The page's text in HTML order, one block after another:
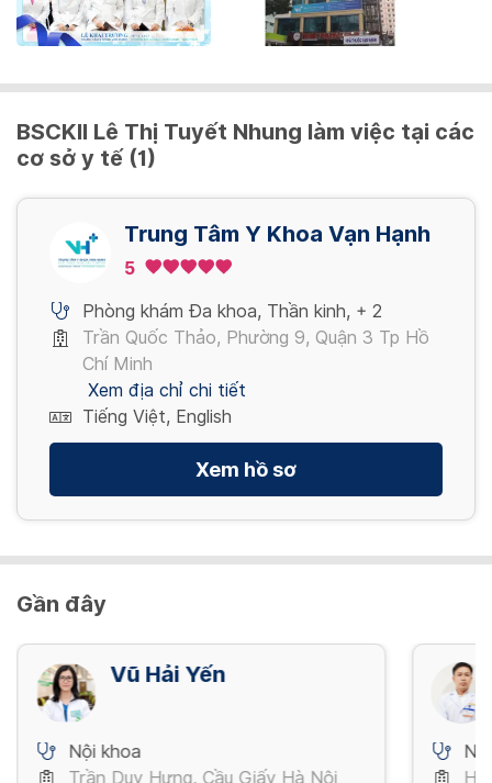
Chọc hút tế bào phần mềm dưới hướng dẫn
2,300,000 VND/ Lần
Xem thêm
Tập vận động các chi và thân mình
300,000 VND/ Lần
Kỹ thuật PNF
200,000 VND/ Lần
450,000 VND/ Lần
PANEL 1/4
1,200,000 VND/ Lần
Xem thêm
Chụp Xquang hàm chếch bên phải
250,000 VND/ Lần
Chụp Xquang hàm chếch bên trái
250,000 VND/ Lần
Chụp Xquang xương chính mũi nghiêng
250,000 VND/ Lần
Xem thêm
BSCKII Lê Thị Tuyết Nhung làm việc tại các
cơ sở y tế (1)
Trung Tâm Y Khoa Vạn Hạnh
5
Phòng khám Đa khoa, Thần kinh, + 2
Trần Quốc Thảo, Phường 9, Quận 3 Tp Hồ
Chí Minh
Xem địa chỉ chi tiết
Tiếng Việt, English
Xem hồ sơ
Gần đây
Vũ Hải Yến
Nội khoa
Trần Duy Hưng, Cầu Giấy Hà Nội